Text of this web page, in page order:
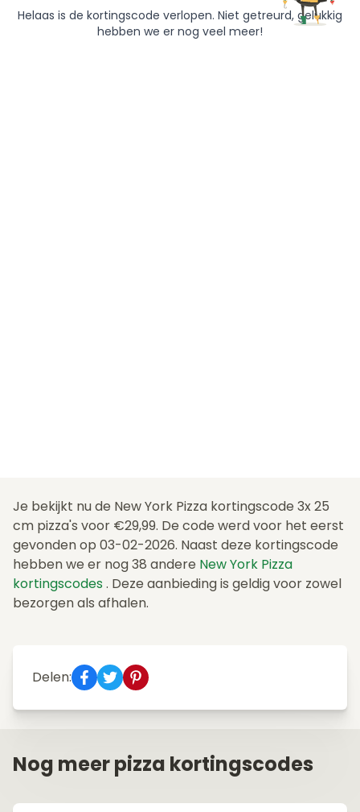
Helaas is de kortingscode verlopen. Niet getreurd, gelukkig
hebben we er nog veel meer!
Je bekijkt nu de New York Pizza kortingscode 3x 25
cm pizza's voor €29,99. De code werd voor het eerst
gevonden op 03-02-2026. Naast deze kortingscode
hebben we er nog 38 andere New York Pizza
kortingscodes . Deze aanbieding is geldig voor zowel
bezorgen als afhalen.
Delen:
Nog meer pizza kortingscodes